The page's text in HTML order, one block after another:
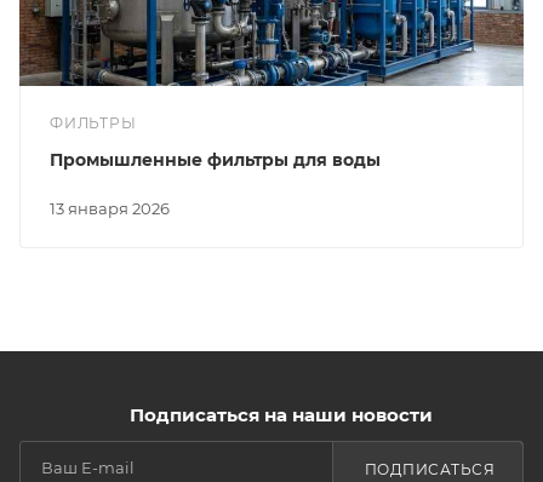
ФИЛЬТРЫ
13 января 2026
Промышленные фильтры для воды
Подписаться на наши новости
ПОДПИСАТЬСЯ